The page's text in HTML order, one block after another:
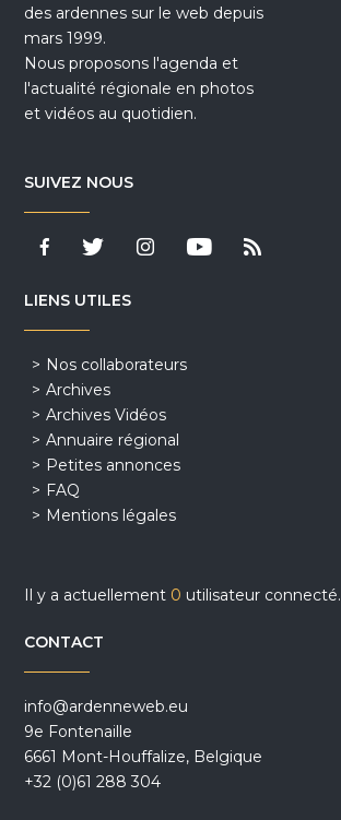
des ardennes sur le web depuis
mars 1999.
Nous proposons l'agenda et
l'actualité régionale en photos
et vidéos au quotidien.
SUIVEZ NOUS
LIENS UTILES
Nos collaborateurs
Archives
Archives Vidéos
Annuaire régional
Petites annonces
FAQ
Mentions légales
Il y a actuellement 0 utilisateur connecté.
CONTACT
info@ardenneweb.eu
9e Fontenaille
6661 Mont-Houffalize, Belgique
+32 (0)61 288 304